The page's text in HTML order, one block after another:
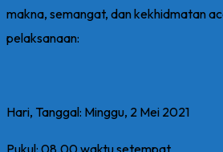
makna, semangat, dan kekhidmatan
pelaksanaan:
Hari, Tanggal: Minggu, 2 Mei 2021
Pukul: 08.00 waktu setempat